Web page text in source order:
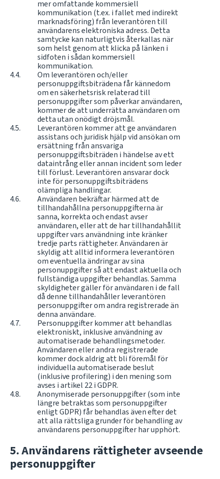
mer omfattande kommersiell
kommunikation (t.ex. i fallet med indirekt
marknadsföring) från leverantören till
användarens elektroniska adress. Detta
samtycke kan naturligtvis återkallas när
som helst genom att klicka på länken i
sidfoten i sådan kommersiell
kommunikation.
Om leverantören och/eller
personuppgiftsbiträdena får kännedom
om en säkerhetsrisk relaterad till
personuppgifter som påverkar användaren,
kommer de att underrätta användaren om
detta utan onödigt dröjsmål.
Leverantören kommer att ge användaren
assistans och juridisk hjälp vid ansökan om
ersättning från ansvariga
personuppgiftsbiträden i händelse av ett
dataintrång eller annan incident som leder
till förlust. Leverantören ansvarar dock
inte för personuppgiftsbiträdens
olämpliga handlingar.
Användaren bekräftar härmed att de
tillhandahållna personuppgifterna är
sanna, korrekta och endast avser
användaren, eller att de har tillhandahållit
uppgifter vars användning inte kränker
tredje parts rättigheter. Användaren är
skyldig att alltid informera leverantören
om eventuella ändringar av sina
personuppgifter så att endast aktuella och
fullständiga uppgifter behandlas. Samma
skyldigheter gäller för användaren i de fall
då denne tillhandahåller leverantören
personuppgifter om andra registrerade än
denna användare.
Personuppgifter kommer att behandlas
elektroniskt, inklusive användning av
automatiserade behandlingsmetoder.
Användaren eller andra registrerade
kommer dock aldrig att bli föremål för
individuella automatiserade beslut
(inklusive profilering) i den mening som
avses i artikel 22 i GDPR.
Anonymiserade personuppgifter (som inte
längre betraktas som personuppgifter
enligt GDPR) får behandlas även efter det
att alla rättsliga grunder för behandling av
användarens personuppgifter har upphört.
Användarens rättigheter avseende
personuppgifter